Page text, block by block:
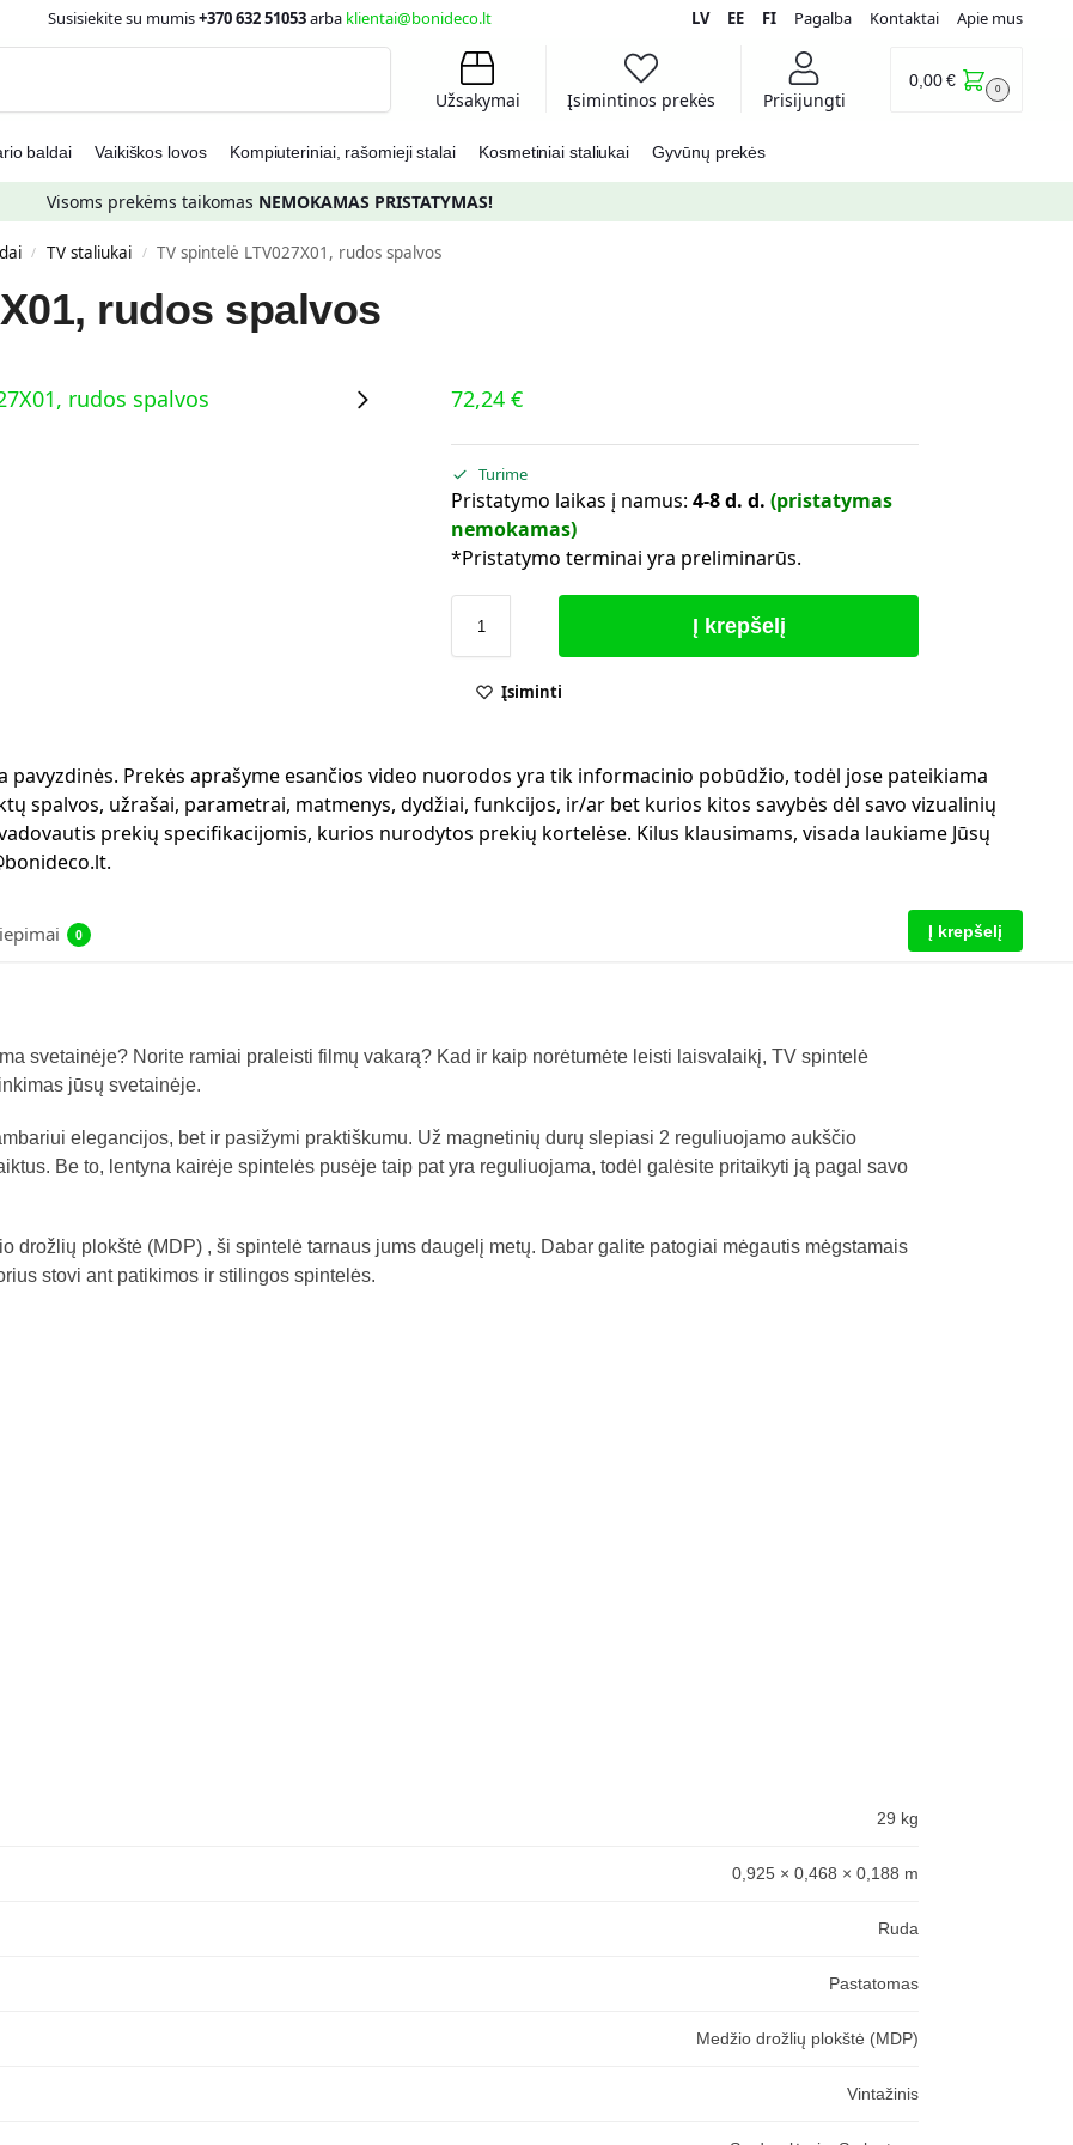
Susisiekite su mumis+370 632 51053arba klientai@bonideco.lt LV EE FI Pagalba Kontaktai Apie mus
Užsakymai Įsimintinos prekės Prisijungti
0,00€ 0
baldai Vaikiškos lovos Kompiuteriniai, rašomieji stalai Kosmetiniai staliukai Gyvūnų prekės
Visoms prekėms taikomas NEMOKAMAS PRISTATYMAS!
/ TV staliukai / TV spintelė LTV027X01, rudos spalvos
rudos spalvos
72,24€
Turime
Pristatymo laikas į namus:4-8 d. d. (pristatymas
nemokamas)
*Pristatymo terminai yra preliminarūs.
Į krepšelį
Įsiminti
Prekės aprašyme esančios video nuorodos yra tik informacinio pobūdžio, todėl jose pateikiama
spalvos, užrašai, parametrai, matmenys, dydžiai, funkcijos, ir/ar bet kurios kitos savybės dėl savo vizualinių
prekių specifikacijomis, kurios nurodytos prekių kortelėse. Kilus klausimams, visada laukiame Jūsų
0 Į krepšelį
svetainėje? Norite ramiai praleisti filmų vakarą? Kad ir kaip norėtumėte leisti laisvalaikį, TV spintelė
jūsų svetainėje.
elegancijos, bet ir pasižymi praktiškumu. Už magnetinių durų slepiasi 2 reguliuojamo aukščio
Be to, lentyna kairėje spintelės pusėje taip pat yra reguliuojama, todėl galėsite pritaikyti ją pagal savo
drožlių plokštė (MDP) , ši spintelė tarnaus jums daugelį metų. Dabar galite patogiai mėgautis mėgstamais
stovi ant patikimos ir stilingos spintelės.
29 kg
0,925 × 0,468 × 0,188 m
Ruda
Pastatomas
Medžio drožlių plokštė (MDP)
Vintažinis